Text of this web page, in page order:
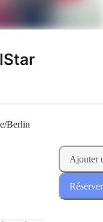
Berlin
Ajouter